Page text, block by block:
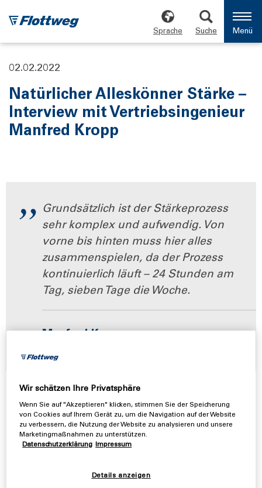
Sprache Suche Menü
02.02.2022
Natürlicher Alleskönner Stärke –
Interview mit Vertriebsingenieur
Manfred Kropp
Grundsätzlich ist der Stärkeprozess
sehr komplex und aufwendig. Von
vorne bis hinten muss hier alles
zusammenspielen, da der Prozess
kontinuierlich läuft – 24 Stunden am
Tag, sieben Tage die Woche.
Manfred Kropp
Stärke ist ein Produkt, das an vielen Stellen im Alltag
immer wieder eine wichtige Rolle spielt.
Doch wie kann Stärke gewonnen werden und welche
zentralen Herausforderungen gibt es beim
beantwortet Manfred Kropp, Vertriebsingenieur bei
Wir schätzen Ihre Privatsphäre
Wenn Sie auf "Akzeptieren" klicken, stimmen Sie der Speicherung
von Cookies auf Ihrem Gerät zu, um die Navigation auf der Website
zu verbessern, die Nutzung der Website zu analysieren und unsere
Marketingmaßnahmen zu unterstützen.
Datenschutzerklärung Impressum
Details anzeigen